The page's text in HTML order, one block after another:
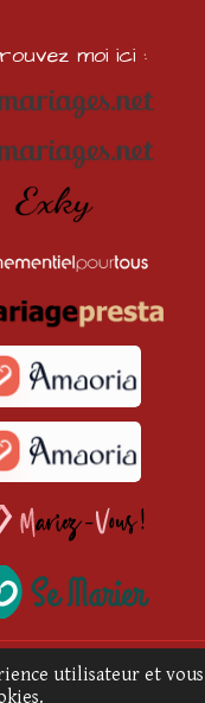
utilisateur et
moi ici :
83366079800038